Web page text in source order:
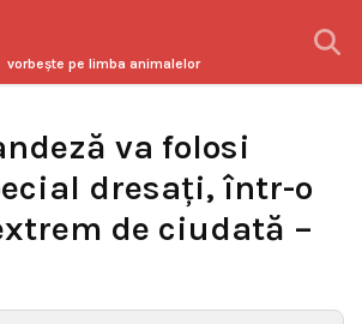
vorbeşte pe limba animalelor
va folosi
dresaţi, într-o
de ciudată –